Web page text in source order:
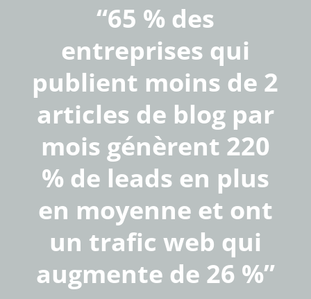
“65 % des
entreprises qui
publient moins de 2
articles de blog par
mois génèrent 220
% de leads en plus
en moyenne et ont
un trafic web qui
augmente de 26 %”